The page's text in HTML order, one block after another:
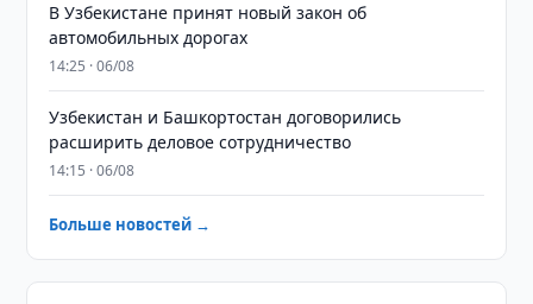
В Узбекистане принят новый закон об
автомобильных дорогах
14:25 · 06/08
Узбекистан и Башкортостан договорились
расширить деловое сотрудничество
14:15 · 06/08
Больше новостей →